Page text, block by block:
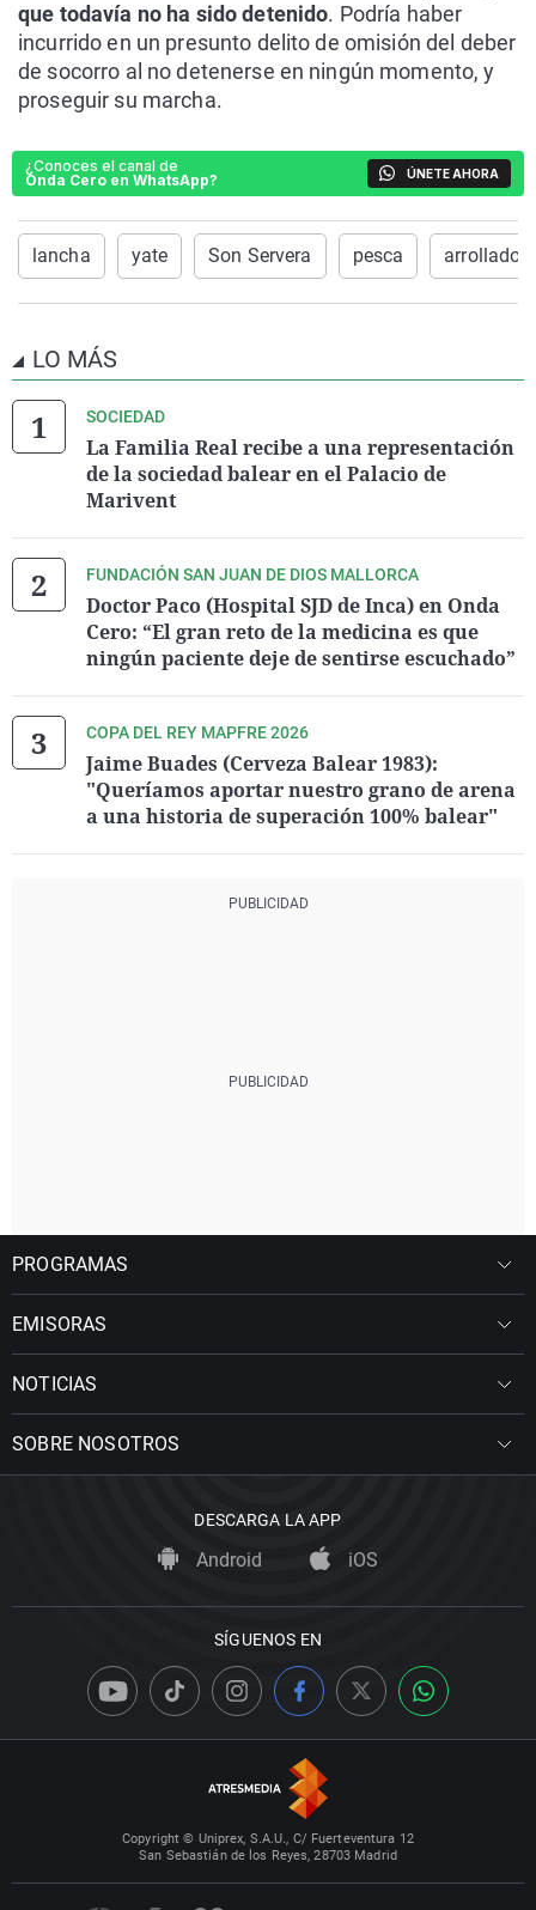
que todavía no ha sido detenido. Podría haber
incurrido en un presunto delito de omisión del deber
de socorro al no detenerse en ningún momento, y
proseguir su marcha.
¿Conoces el canal de
Onda Cero en WhatsApp?
ÚNETE AHORA
lancha yate Son Servera pesca arrollado
LO MÁS
SOCIEDAD
La Familia Real recibe a una representación
de la sociedad balear en el Palacio de
Marivent
FUNDACIÓN SAN JUAN DE DIOS MALLORCA
Doctor Paco (Hospital SJD de Inca) en Onda
Cero: “El gran reto de la medicina es que
ningún paciente deje de sentirse escuchado”
COPA DEL REY MAPFRE 2026
Jaime Buades (Cerveza Balear 1983):
"Queríamos aportar nuestro grano de arena
a una historia de superación 100% balear"
PROGRAMAS
EMISORAS
NOTICIAS
SOBRE NOSOTROS
DESCARGA LA APP
Android iOS
SÍGUENOS EN
Copyright © Uniprex, S.A.U., C/ Fuerteventura 12
San Sebastián de los Reyes, 28703 Madrid